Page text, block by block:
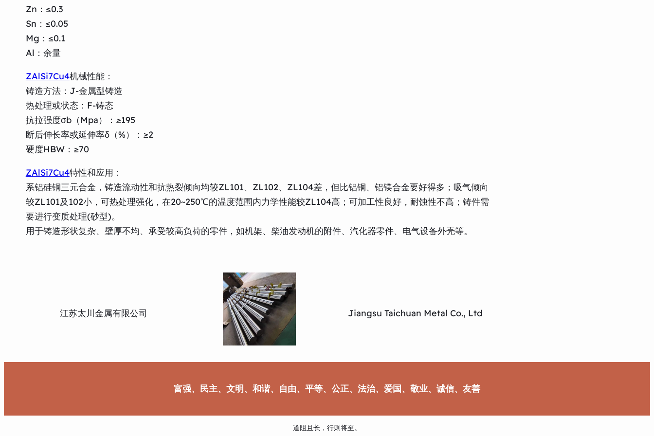
Zn：≤0.3
Sn：≤0.05
Mg：≤0.1
Al：余量
ZAlSi7Cu4机械性能：
铸造方法：J-金属型铸造
热处理或状态：F-铸态
抗拉强度σb（Mpa）：≥195
断后伸长率或延伸率δ（%）：≥2
硬度HBW：≥70
ZAlSi7Cu4特性和应用：
系铝硅铜三元合金，铸造流动性和抗热裂倾向均较ZL101、ZL102、ZL104差，但比铝铜、铝镁合金要好得多；吸气倾向
较ZL101及102小，可热处理强化，在20~250℃的温度范围内力学性能较ZL104高；可加工性良好，耐蚀性不高；铸件需
要进行变质处理(砂型)。
用于铸造形状复杂、壁厚不均、承受较高负荷的零件，如机架、柴油发动机的附件、汽化器零件、电气设备外壳等。
江苏太川金属有限公司 Jiangsu Taichuan Metal Co., Ltd
富强、民主、文明、和谐、自由、平等、公正、法治、爱国、敬业、诚信、友善
道阻且长，行则将至。